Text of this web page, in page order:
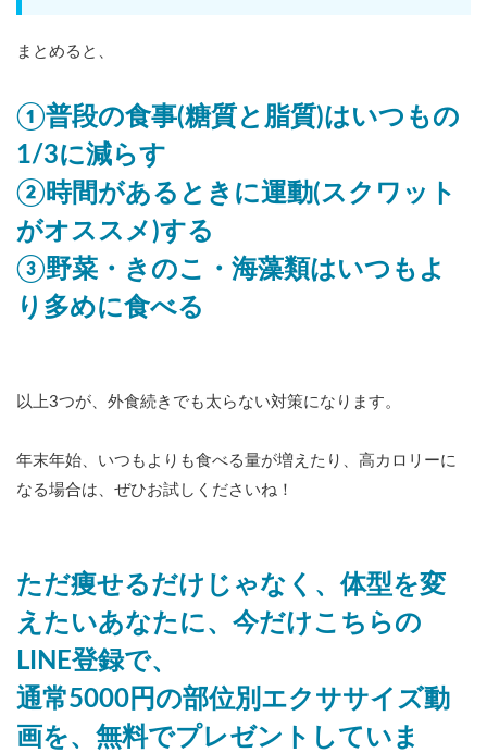
まとめると、
①普段の食事(糖質と脂質)はいつもの
1/3に減らす
②時間があるときに運動(スクワット
がオススメ)する
③野菜・きのこ・海藻類はいつもよ
り多めに食べる
以上3つが、外食続きでも太らない対策になります。
年末年始、いつもよりも食べる量が増えたり、高カロリーに
なる場合は、ぜひお試しくださいね！
ただ痩せるだけじゃなく、体型を変
えたいあなたに、今だけこちらの
LINE登録で、
通常5000円の部位別エクササイズ動
画を、無料でプレゼントしていま